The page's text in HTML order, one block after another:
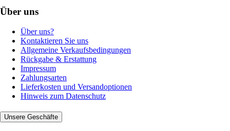
Über uns
Über uns?
Kontaktieren Sie uns
Allgemeine Verkaufsbedingungen
Rückgabe & Erstattung
Impressum
Zahlungsarten
Lieferkosten und Versandoptionen
Hinweis zum Datenschutz
Unsere Geschäfte